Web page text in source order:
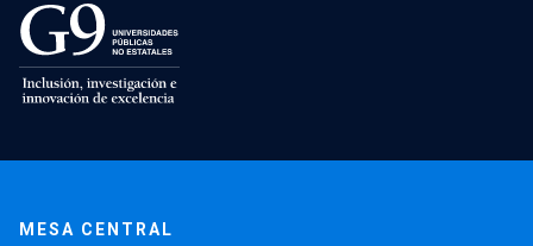
MESA CENTRAL